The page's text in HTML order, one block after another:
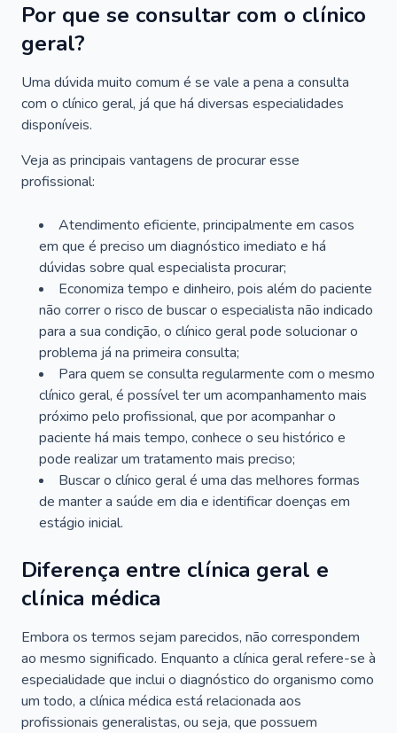
Por que se consultar com o clínico
geral?
Uma dúvida muito comum é se vale a pena a consulta
com o clínico geral, já que há diversas especialidades
disponíveis.
Veja as principais vantagens de procurar esse
profissional:
Atendimento eficiente, principalmente em casos
em que é preciso um diagnóstico imediato e há
dúvidas sobre qual especialista procurar;
Economiza tempo e dinheiro, pois além do paciente
não correr o risco de buscar o especialista não indicado
para a sua condição, o clínico geral pode solucionar o
problema já na primeira consulta;
Para quem se consulta regularmente com o mesmo
clínico geral, é possível ter um acompanhamento mais
próximo pelo profissional, que por acompanhar o
paciente há mais tempo, conhece o seu histórico e
pode realizar um tratamento mais preciso;
Buscar o clínico geral é uma das melhores formas
de manter a saúde em dia e identificar doenças em
estágio inicial.
Diferença entre clínica geral e
clínica médica
Embora os termos sejam parecidos, não correspondem
ao mesmo significado. Enquanto a clínica geral refere-se à
especialidade que inclui o diagnóstico do organismo como
um todo, a clínica médica está relacionada aos
profissionais generalistas, ou seja, que possuem